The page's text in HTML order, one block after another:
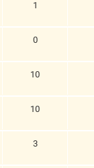
1
0
10
10
3